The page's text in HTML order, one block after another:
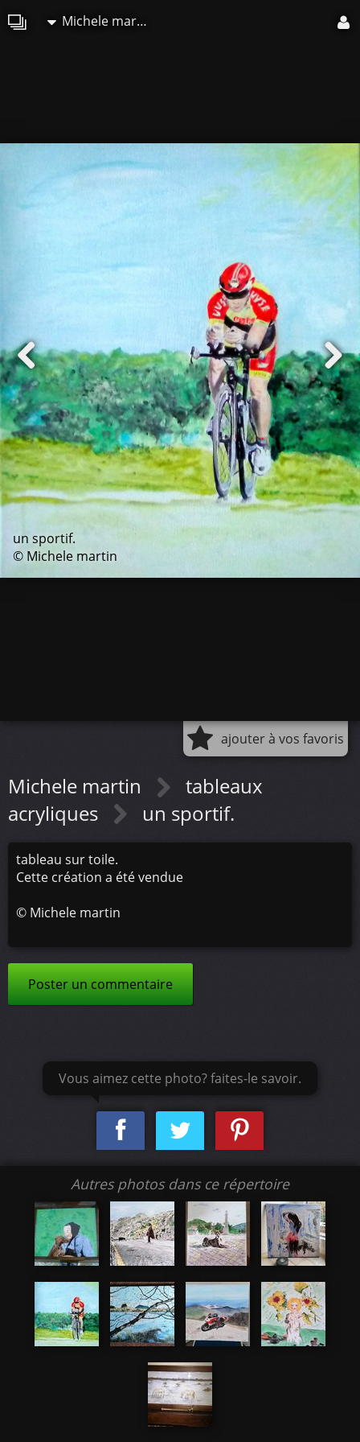
Michele martin
un sportif.
© Michele martin
ajouter à vos favoris
Michele martin
tableaux
acryliques
un sportif.
tableau sur toile.
Cette création a été vendue
© Michele martin
Poster un commentaire
Vous aimez cette photo? faites-le savoir.
Autres photos dans ce répertoire